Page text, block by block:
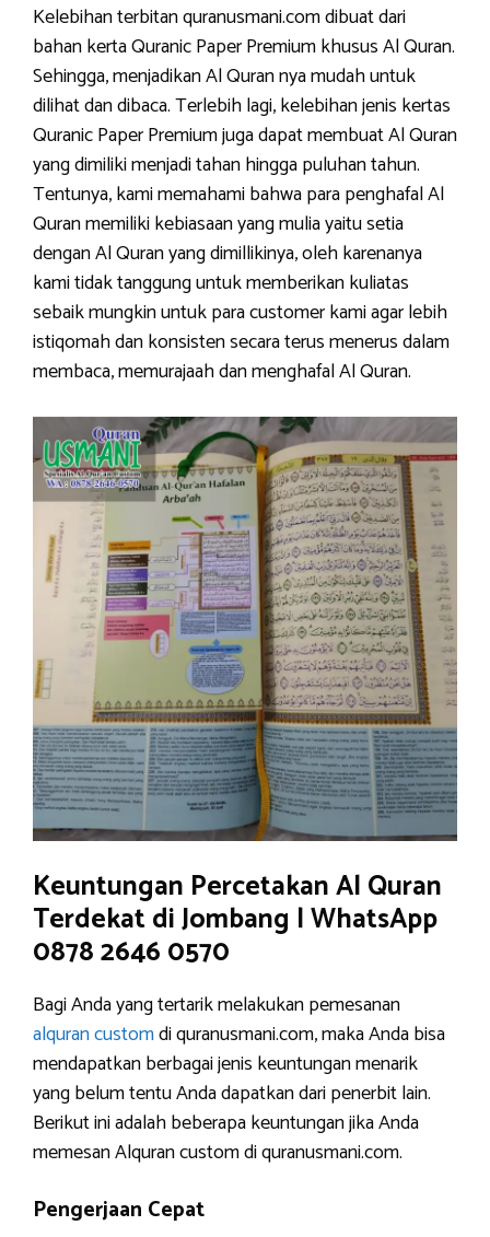
Kelebihan terbitan quranusmani.com dibuat dari
bahan kerta Quranic Paper Premium khusus Al Quran.
Sehingga, menjadikan Al Quran nya mudah untuk
dilihat dan dibaca. Terlebih lagi, kelebihan jenis kertas
Quranic Paper Premium juga dapat membuat Al Quran
yang dimiliki menjadi tahan hingga puluhan tahun.
Tentunya, kami memahami bahwa para penghafal Al
Quran memiliki kebiasaan yang mulia yaitu setia
dengan Al Quran yang dimillikinya, oleh karenanya
kami tidak tanggung untuk memberikan kuliatas
sebaik mungkin untuk para customer kami agar lebih
istiqomah dan konsisten secara terus menerus dalam
membaca, memurajaah dan menghafal Al Quran.
Keuntungan Percetakan Al Quran
Terdekat di Jombang | WhatsApp
0878 2646 0570
Bagi Anda yang tertarik melakukan pemesanan
alquran customdi quranusmani.com, maka Anda bisa
mendapatkan berbagai jenis keuntungan menarik
yang belum tentu Anda dapatkan dari penerbit lain.
Berikut ini adalah beberapa keuntungan jika Anda
memesan Alquran custom di quranusmani.com.
Pengerjaan Cepat